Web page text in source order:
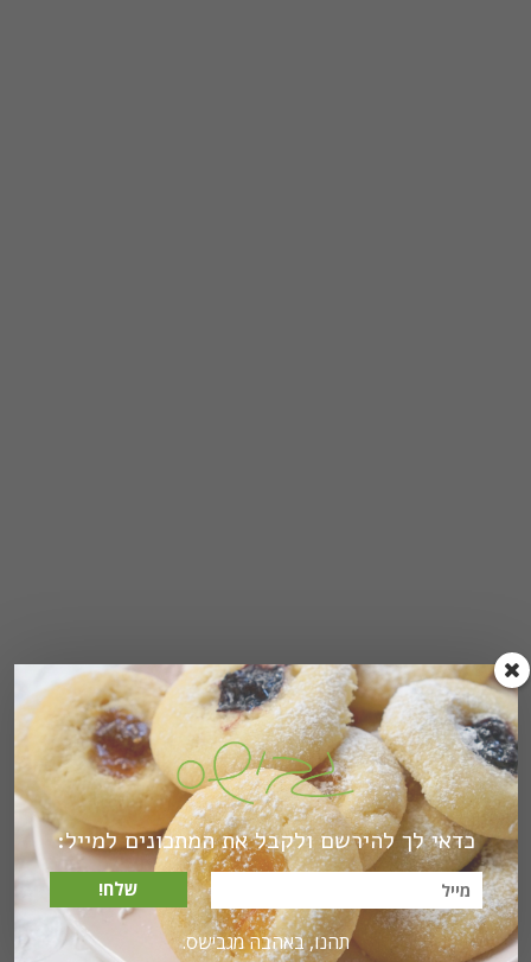
כדאי לך להירשם ולקבל את המתכונים למייל:
שלח!
תהנו, באהבה מגבישס.